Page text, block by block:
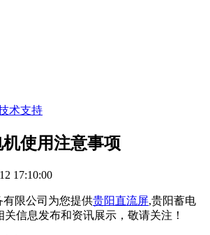
术支持
使用注意事项
17:10:00
限公司为您提供贵阳直流屏,贵阳蓄电
关信息发布和资讯展示，敬请关注！